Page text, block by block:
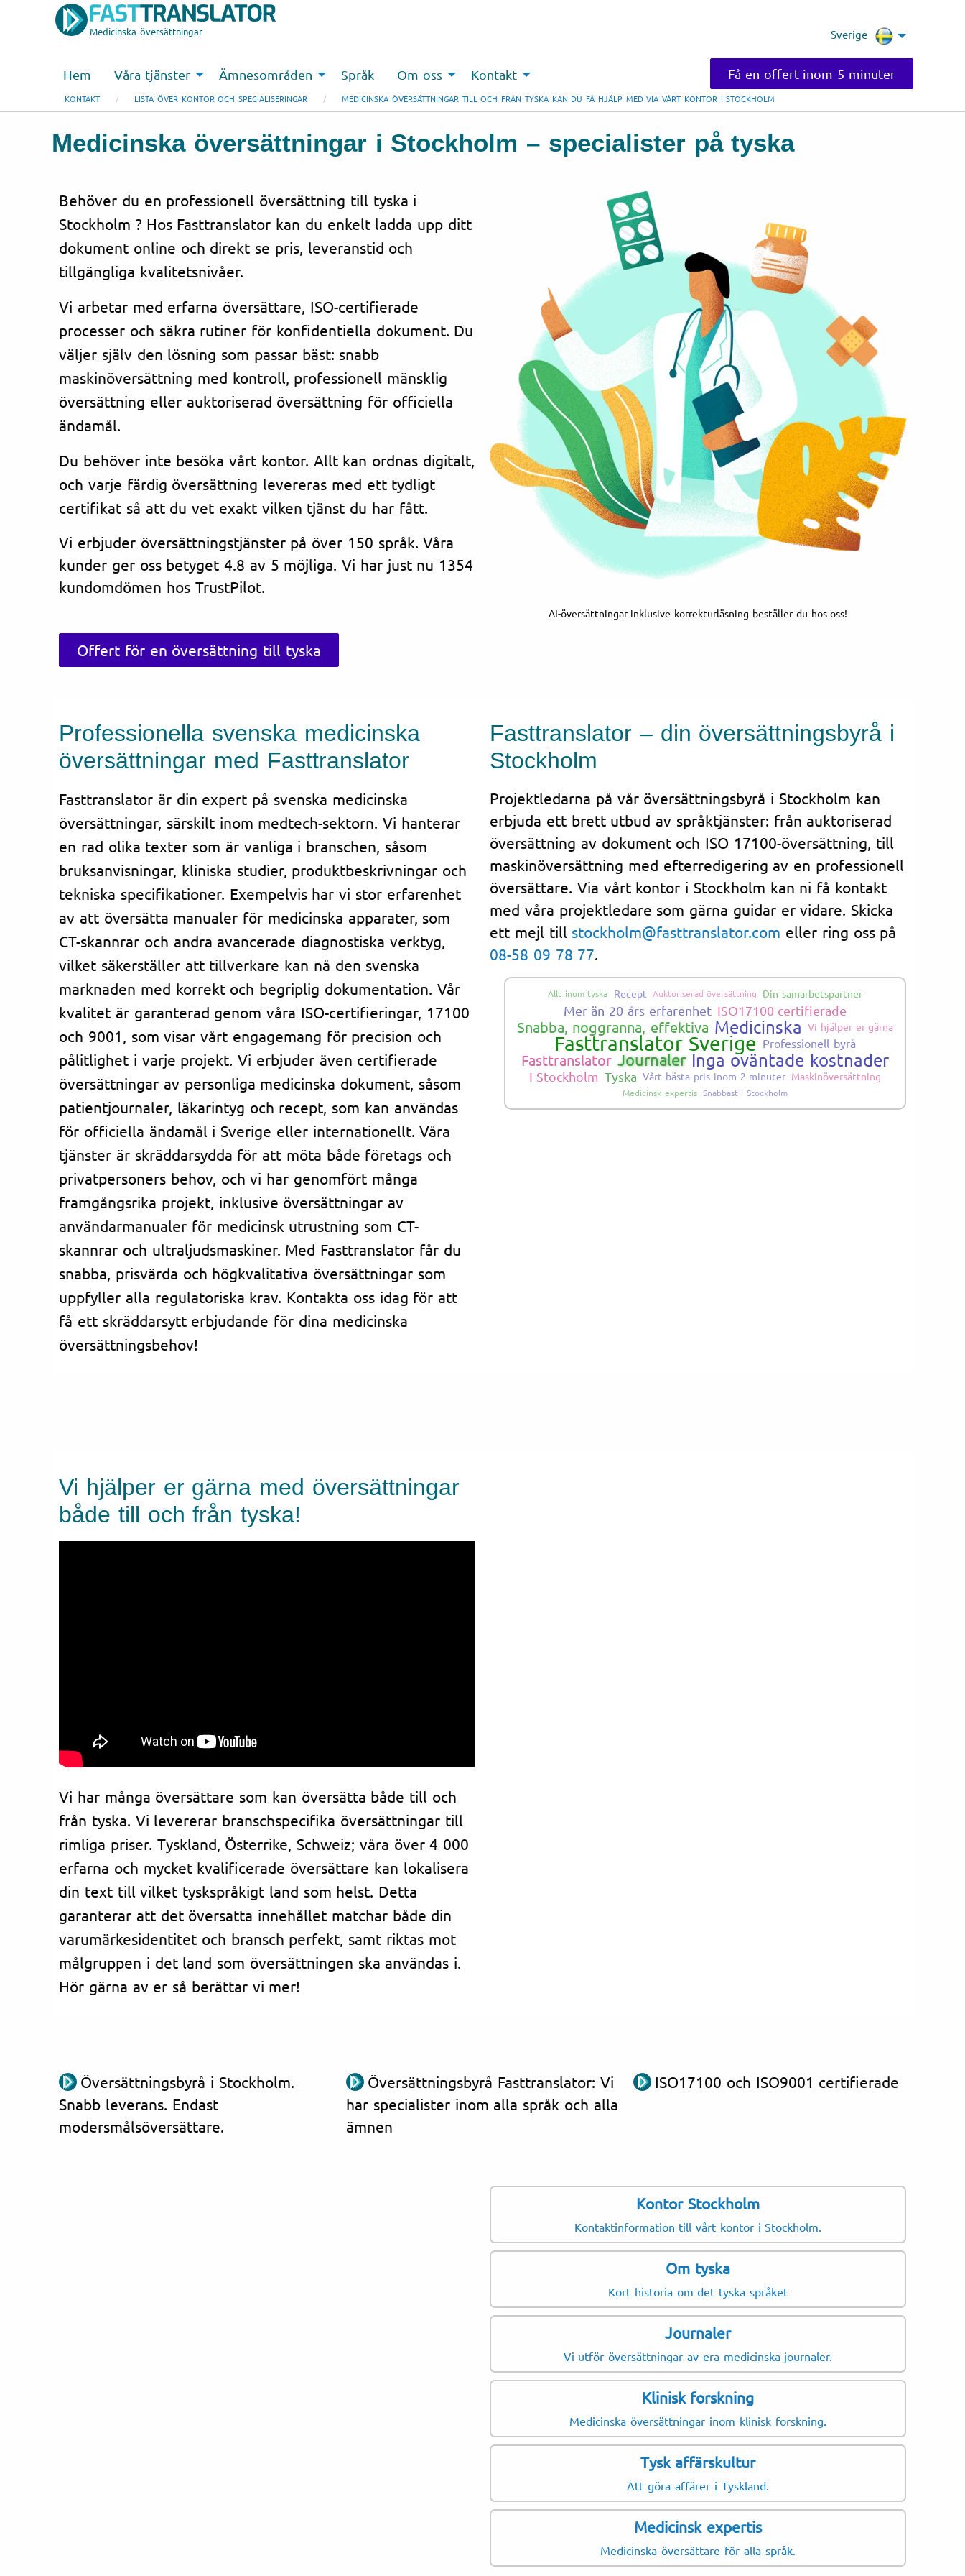
Medicinska översättningar Sverige
Få en offert inom 5 minuter
Hem Våra tjänster Ämnesområden Språk Om oss Kontakt
KONTAKT LISTA ÖVER KONTOR OCH SPECIALISERINGAR MEDICINSKA ÖVERSÄTTNINGAR TILL OCH FRÅN TYSKA KAN DU FÅ HJÄLP MED VIA VÅRT KONTOR I STOCKHOLM
Medicinska översättningar i Stockholm – specialister på tyska
Behöver du en professionell översättning till tyska i
Stockholm ? Hos Fasttranslator kan du enkelt ladda upp ditt
dokument online och direkt se pris, leveranstid och
tillgängliga kvalitetsnivåer.
Vi arbetar med erfarna översättare, ISO-certifierade
processer och säkra rutiner för konfidentiella dokument. Du
väljer själv den lösning som passar bäst: snabb
maskinöversättning med kontroll, professionell mänsklig
översättning eller auktoriserad översättning för officiella
ändamål.
Du behöver inte besöka vårt kontor. Allt kan ordnas digitalt,
och varje färdig översättning levereras med ett tydligt
certifikat så att du vet exakt vilken tjänst du har fått.
Vi erbjuder översättningstjänster på över 150 språk. Våra
kunder ger oss betyget 4.8 av 5 möjliga. Vi har just nu 1354
kundomdömen hos TrustPilot.
Offert för en översättning till tyska
AI-översättningar inklusive korrekturläsning beställer du hos oss!
Professionella svenska medicinska
översättningar med Fasttranslator
Fasttranslator är din expert på svenska medicinska
översättningar, särskilt inom medtech-sektorn. Vi hanterar
en rad olika texter som är vanliga i branschen, såsom
bruksanvisningar, kliniska studier, produktbeskrivningar och
tekniska specifikationer. Exempelvis har vi stor erfarenhet
av att översätta manualer för medicinska apparater, som
CT-skannrar och andra avancerade diagnostiska verktyg,
vilket säkerställer att tillverkare kan nå den svenska
marknaden med korrekt och begriplig dokumentation. Vår
kvalitet är garanterad genom våra ISO-certifieringar, 17100
och 9001, som visar vårt engagemang för precision och
pålitlighet i varje projekt. Vi erbjuder även certifierade
översättningar av personliga medicinska dokument, såsom
patientjournaler, läkarintyg och recept, som kan användas
för officiella ändamål i Sverige eller internationellt. Våra
tjänster är skräddarsydda för att möta både företags och
privatpersoners behov, och vi har genomfört många
framgångsrika projekt, inklusive översättningar av
användarmanualer för medicinsk utrustning som CT-
skannrar och ultraljudsmaskiner. Med Fasttranslator får du
snabba, prisvärda och högkvalitativa översättningar som
uppfyller alla regulatoriska krav. Kontakta oss idag för att
få ett skräddarsytt erbjudande för dina medicinska
översättningsbehov!
Fasttranslator – din översättningsbyrå i
Stockholm
Projektledarna på vår översättningsbyrå i Stockholm kan
erbjuda ett brett utbud av språktjänster: från auktoriserad
översättning av dokument och ISO 17100-översättning, till
maskinöversättning med efterredigering av en professionell
översättare. Via vårt kontor i Stockholm kan ni få kontakt
med våra projektledare som gärna guidar er vidare. Skicka
ett mejl till stockholm@fasttranslator.com eller ring oss på
08-58 09 78 77.
Allt inom tyska Recept Auktoriserad översättning Din samarbetspartner
Mer än 20 års erfarenhet ISO17100 certifierade
Snabba, noggranna, effektiva Medicinska Vi hjälper er gärna
Fasttranslator Sverige Professionell byrå
Fasttranslator Journaler Inga oväntade kostnader
I Stockholm Tyska Vårt bästa pris inom 2 minuter Maskinöversättning
Medicinsk expertis Snabbast i Stockholm
Vi hjälper er gärna med översättningar
både till och från tyska!
Vi har många översättare som kan översätta både till och
från tyska. Vi levererar branschspecifika översättningar till
rimliga priser. Tyskland, Österrike, Schweiz; våra över 4 000
erfarna och mycket kvalificerade översättare kan lokalisera
din text till vilket tyskspråkigt land som helst. Detta
garanterar att det översatta innehållet matchar både din
varumärkesidentitet och bransch perfekt, samt riktas mot
målgruppen i det land som översättningen ska användas i.
Hör gärna av er så berättar vi mer!
Översättningsbyrå i Stockholm.
Snabb leverans. Endast
modersmålsöversättare.
Översättningsbyrå Fasttranslator: Vi
har specialister inom alla språk och alla
ämnen
ISO17100 och ISO9001 certifierade
Kontor Stockholm
Kontaktinformation till vårt kontor i Stockholm.
Om tyska
Kort historia om det tyska språket
Journaler
Vi utför översättningar av era medicinska journaler.
Klinisk forskning
Medicinska översättningar inom klinisk forskning.
Tysk affärskultur
Att göra affärer i Tyskland.
Medicinsk expertis
Medicinska översättare för alla språk.